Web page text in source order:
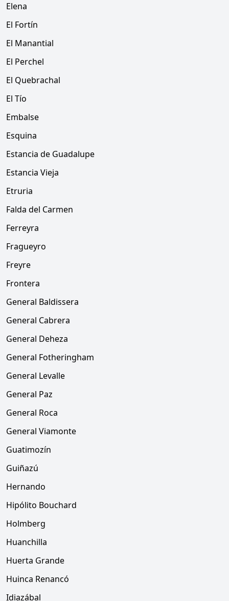
Elena
El Fortín
El Manantial
El Perchel
El Quebrachal
El Tío
Embalse
Esquina
Estancia de Guadalupe
Estancia Vieja
Etruria
Falda del Carmen
Ferreyra
Fragueyro
Freyre
Frontera
General Baldissera
General Cabrera
General Deheza
General Fotheringham
General Levalle
General Paz
General Roca
General Viamonte
Guatimozín
Guiñazú
Hernando
Hipólito Bouchard
Holmberg
Huanchilla
Huerta Grande
Huinca Renancó
Idiazábal